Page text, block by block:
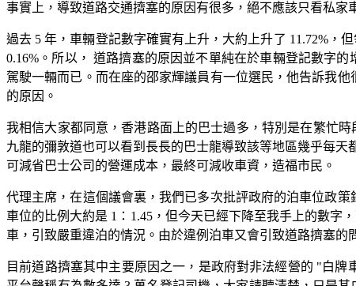
事實上，導致道路交通擠塞的原因有很多，絕不應該只看私
過去 5 年，車輛登記數字確實有上升，大約上升了 11.72%，
0.16%。所以， 道路擠塞的原因並不單純在於車輛登記數字
駕駛一輛而已。而在座的邵家輝議員有一位選民，他告訴我
的原因。
我相信大家都同意，香港路面上的巴士過多，特別是在繁忙
九龍的彌敦道也可以看到長長的巴士龍導致該等地區幾乎每
可減省巴士公司的營運成本，最終可減收車資，造福市民。
代理主席，在這個議會裏，我們已多次批評政府的泊車位政
車位的比例大約是 1：1.45，但今天已經下降至我手上的數字
車，引致嚴重違泊的情況。由於違例泊車又會引致道路擠塞
目前道路擠塞其中主要原因之一，是政府對非法經營的 "白